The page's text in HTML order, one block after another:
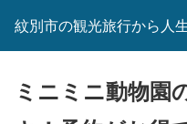
紋別市の観光旅行から人
ミニミニ動物園